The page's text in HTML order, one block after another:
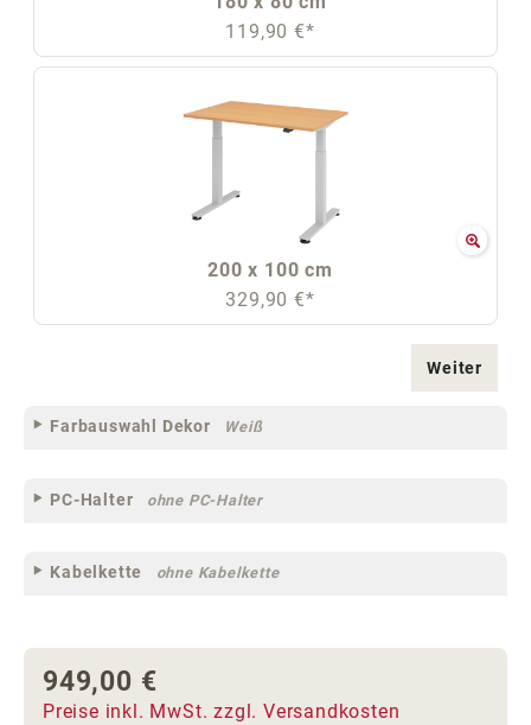
119,90 €*
200 x 100 cm
329,90 €*
Weiter
Farbauswahl Dekor Weiß
PC-Halter ohne PC-Halter
Kabelkette ohne Kabelkette
Regulärer Preis:
949,00 €
Preise inkl. MwSt. zzgl. Versandkosten